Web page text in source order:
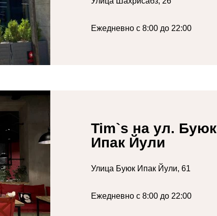
Ежедневно с 8:00 до 22:00
Tim`s на ул. Буюк
Ипак Йули
Улица Буюк Ипак Йули, 61
Ежедневно с 8:00 до 22:00